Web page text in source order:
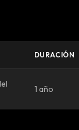
DURACIÓN
1 año